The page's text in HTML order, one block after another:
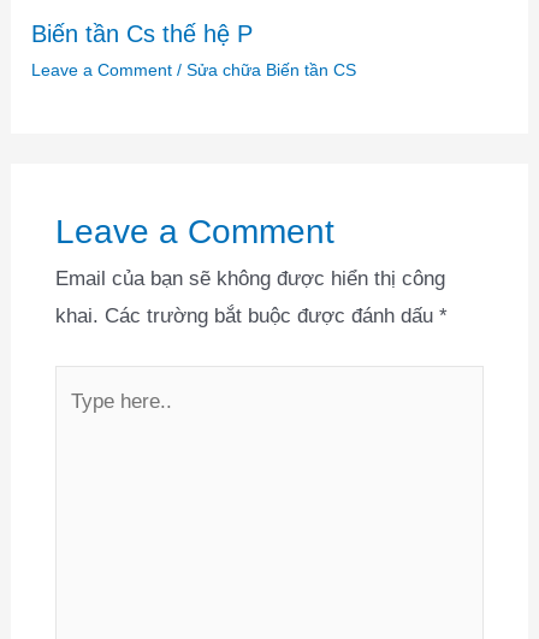
Biến tần Cs thế hệ P
Leave a Comment /Sửa chữa Biến tần CS
Leave a Comment
Email của bạn sẽ không được hiển thị công
khai. Các trường bắt buộc được đánh dấu *
here..